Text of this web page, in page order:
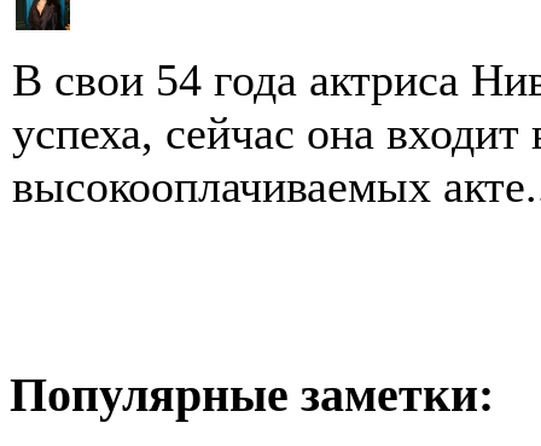
В свои 54 года актриса
успеха, сейчас она
высокооплачиваемых
Популярные заметки: